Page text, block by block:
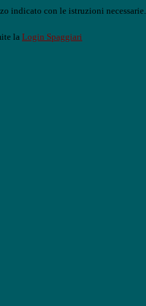
indicato con le istruzioni necessarie.
la Login Spaggiari